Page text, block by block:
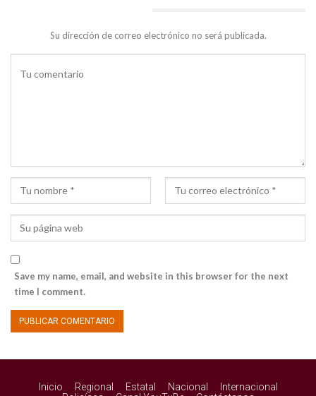
Su dirección de correo electrónico no será publicada.
Save my name, email, and website in this browser for the next
time I comment.
Inicio Regional Estatal Nacional
Internacional